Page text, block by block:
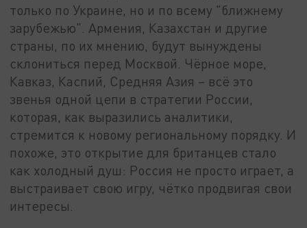
только по Украине, но и по всему "ближнему
зарубежью". Армения, Казахстан и другие
страны, по их мнению, будут вынуждены
склониться перед Москвой. Чёрное море,
Кавказ, Каспий, Средняя Азия – всё это
звенья одной цепи в стратегии России,
которая, как выразились аналитики,
стремится к новому региональному порядку. И
похоже, это открытие для британцев стало
как холодный душ: Россия не просто играет, а
выстраивает свою игру, чётко продвигая свои
интересы.